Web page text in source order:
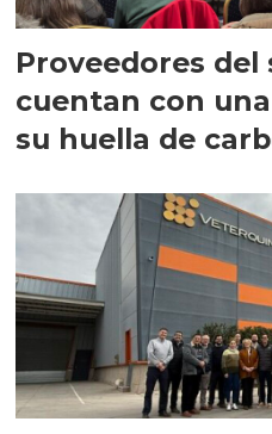
Proveedores del
cuentan con
su huella de